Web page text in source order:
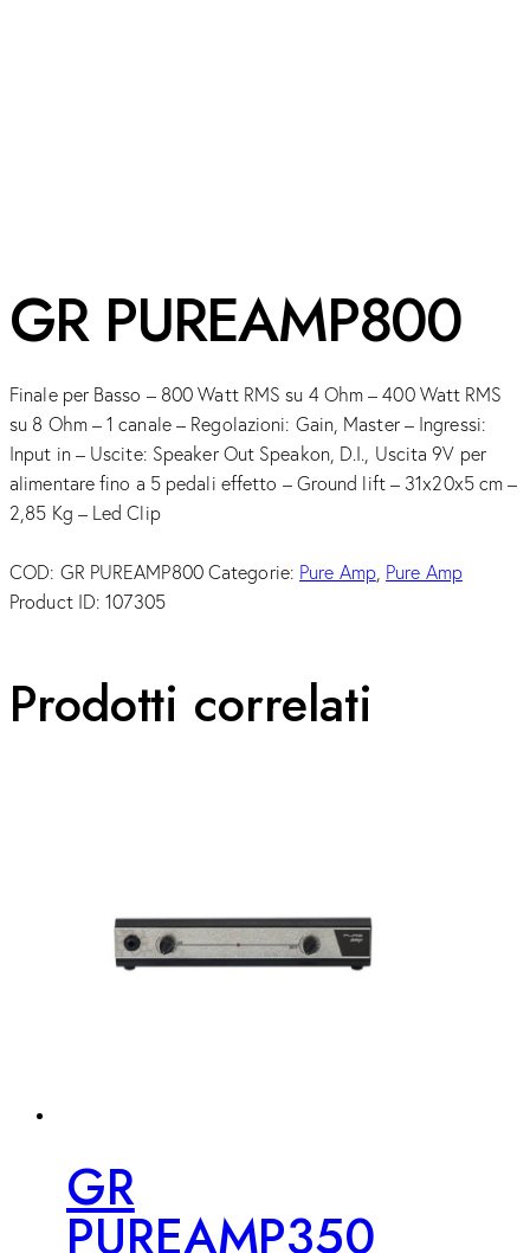
GR PUREAMP800
Finale per Basso – 800 Watt RMS su 4 Ohm – 400 Watt RMS
su 8 Ohm – 1 canale – Regolazioni: Gain, Master – Ingressi:
Input in – Uscite: Speaker Out Speakon, D.I., Uscita 9V per
alimentare fino a 5 pedali effetto – Ground lift – 31x20x5 cm –
2,85 Kg – Led Clip
COD: GR PUREAMP800 Categorie: Pure Amp, Pure Amp
Product ID:107305
Prodotti correlati
GR
PUREAMP350